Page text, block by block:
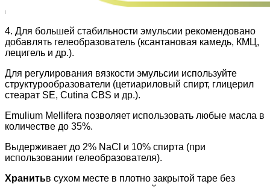
4. Для большей стабильности эмульсии рекомендовано
добавлять гелеобразователь (ксантановая камедь, КМЦ,
лецигель и др.).
Для регулирования вязкости эмульсии используйте
структурообразователи (цетиариловый спирт, глицерил
стеарат SE, Cutina CBS и др.).
Emulium Mellifera позволяет использовать любые масла в
количестве до 35%.
Выдерживает до 2% NaCl и 10% спирта (при
использовании гелеобразователя).
Хранитьв сухом месте в плотно закрытой таре без